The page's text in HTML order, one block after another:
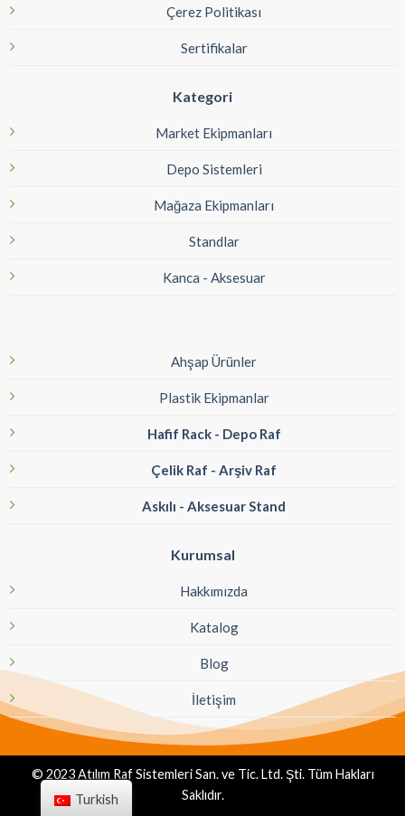
Çerez Politikası
Sertifikalar
Kategori
Market Ekipmanları
Depo Sistemleri
Mağaza Ekipmanları
Standlar
Kanca - Aksesuar
Ahşap Ürünler
Plastik Ekipmanlar
Hafif Rack - Depo Raf
Çelik Raf - Arşiv Raf
Askılı - Aksesuar Stand
Kurumsal
Hakkımızda
Katalog
Blog
İletişim
© 2023 Atılım Raf Sistemleri San. ve Tic. Ltd. Şti. Tüm Hakları
Saklıdır.
Turkish